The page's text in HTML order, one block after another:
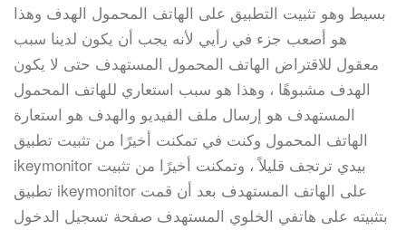
بسيط وهو تثبيت التطبيق على الهاتف المحمول الهدف وهذا
هو أصعب جزء في رأيي لأنه يجب أن يكون لدينا سبب
معقول للاقتراض الهاتف المحمول المستهدف حتى لا يكون
الهدف مشبوهًا ، وهذا هو سبب استعاري للهاتف المحمول
المستهدف هو إرسال ملف الفيديو والهدف هو استعارة
الهاتف المحمول وكنت في تمكنت أخيرًا من تثبيت تطبيق
ikeymonitor بيدي ترتجف قليلاً ، وتمكنت أخيرًا من تثبيت
تطبيق ikeymonitor على الهاتف المستهدف بعد أن قمت
بتثبيته على هاتفي الخلوي المستهدف صفحة تسجيل الدخول